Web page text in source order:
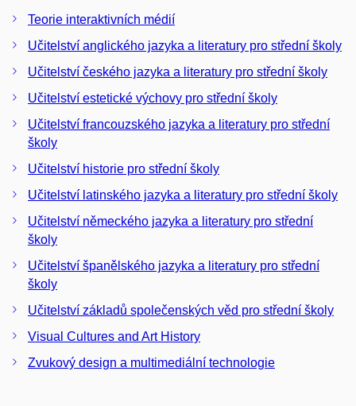
Teorie interaktivních médií
Učitelství anglického jazyka a literatury pro střední školy
Učitelství českého jazyka a literatury pro střední školy
Učitelství estetické výchovy pro střední školy
Učitelství francouzského jazyka a literatury pro střední
školy
Učitelství historie pro střední školy
Učitelství latinského jazyka a literatury pro střední školy
Učitelství německého jazyka a literatury pro střední
školy
Učitelství španělského jazyka a literatury pro střední
školy
Učitelství základů společenských věd pro střední školy
Visual Cultures and Art History
Zvukový design a multimediální technologie